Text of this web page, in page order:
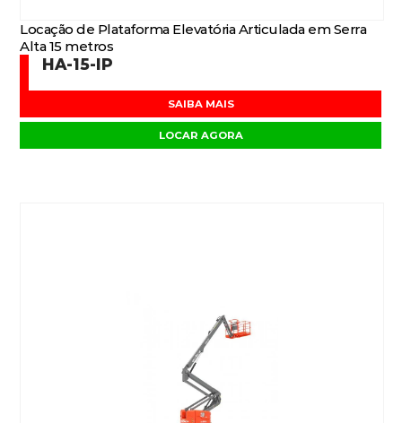
Locação de Plataforma Elevatória Articulada em Serra
Alta 15 metros
HA-15-IP
SAIBA MAIS
LOCAR AGORA